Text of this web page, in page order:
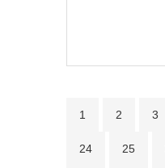
1 2 3
24 25